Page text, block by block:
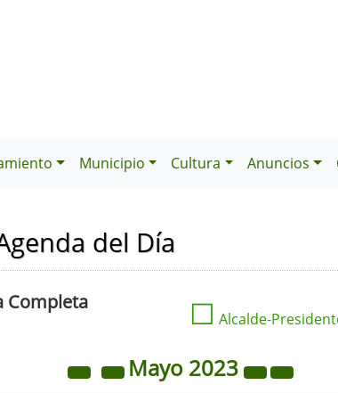
Municipio Cultura Anuncios
del Día
Completa ☐ Alcalde-
Mayo 2023